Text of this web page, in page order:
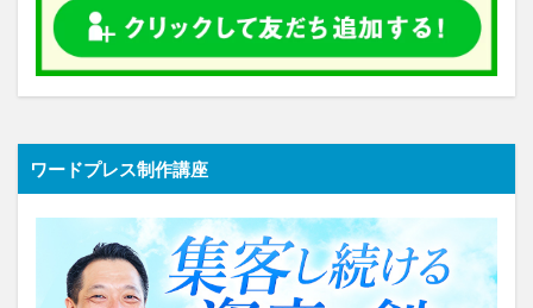
ワードプレス制作講座